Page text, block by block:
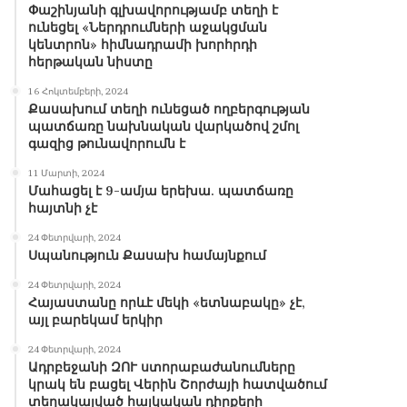
Փաշինյանի գլխավորությամբ տեղի է
ունեցել «Ներդրումների աջակցման
կենտրոն» հիմնադրամի խորհրդի
հերթական նիստը
16 Հոկտեմբերի, 2024
Քասախում տեղի ունեցած ողբերգության
պատճառը նախնական վարկածով շմոլ
գազից թունավորումն է
11 Մարտի, 2024
Մահացել է 9-ամյա երեխա. պատճառը
հայտնի չէ
24 Փետրվարի, 2024
Սպանություն Քասախ համայնքում
24 Փետրվարի, 2024
Հայաստանը որևէ մեկի «ետնաբակը» չէ,
այլ բարեկամ երկիր
24 Փետրվարի, 2024
Ադրբեջանի ԶՈՒ ստորաբաժանումները
կրակ են բացել Վերին Շորժայի հատվածում
տեղակայված հայկական դիրքերի